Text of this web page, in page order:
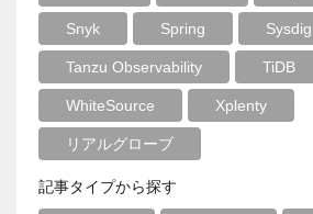
Snyk Spring Sysdig
Tanzu Observability TiDB
WhiteSource Xplenty
リアルグローブ
記事タイプから探す